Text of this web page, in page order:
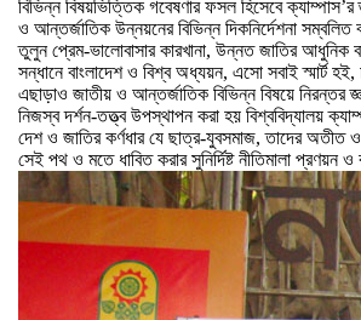
বিভিন্ন বিষয়ভিত্তিক গবেষণার ফসল হিসেবে ক্যাম্পাস’র
ও আন্তর্জাতিক উন্নয়নের বিভিন্ন দিকনির্দেশনা
তুলুন প্রেম-ভালোবাসার কারখানা, উন্নত জাতির আধুনিক
সন্ধানে বাংলাদেশ ও বিশ্ব অধ্যয়ন, এসো সবাই স্মার্ট
এছাড়াও জাতীয় ও আন্তর্জাতিক বিভিন্ন বিষয়ে নিরন্তর
নিজস্ব দর্শন-তত্ত্ব উপস্থাপন করা হয় বিশ্ববিদ্যালয়
দেশ ও জাতির কর্ণধার যে ছাত্র-যুবসমাজ, তাদের অতীত
সেই পথ ও মতে ধাবিত করার সুনির্দিষ্ট নীতিমালা প্রণয়ন ও